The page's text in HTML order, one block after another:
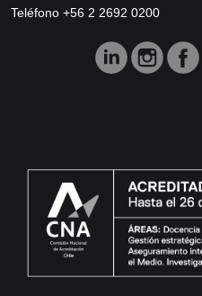
Teléfono +56 2 2692 0200